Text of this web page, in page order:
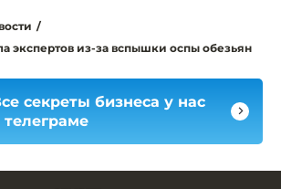
/
экспертов из-за вспышки оспы обезьян
секреты бизнеса у нас
телеграме